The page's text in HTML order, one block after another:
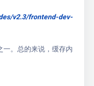
v2.3/frontend-dev-
一。总的来说，缓存内